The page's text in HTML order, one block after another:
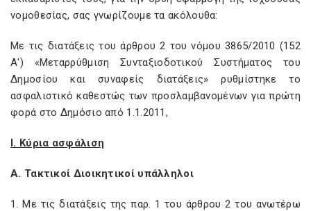
νομοθεσίας, σας γνωρίζουμε τα ακόλουθα:
Με τις διατάξεις του άρθρου 2 του νόμου 3865/2010 (152
Α') «Μεταρρύθμιση Συνταξιοδοτικού Συστήματος του
Δημοσίου και συναφείς διατάξεις» ρυθμίστηκε το
ασφαλιστικό καθεστώς των προσλαμβανομένων για πρώτη
φορά στο Δημόσιο από 1.1.2011,
I. Κύρια ασφάλιση
Α. Τακτικοί Διοικητικοί υπάλληλοι
1. Με τις διατάξεις της παρ. 1 του άρθρου 2 του ανωτέρω